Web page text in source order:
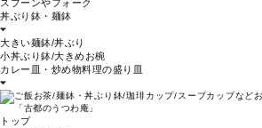
スプーンやフォーク
丼ぶり鉢・麺鉢
大きい麺鉢/丼ぶり
小丼ぶり鉢/大きめお椀
カレー皿・炒め物料理の盛り皿
トップ